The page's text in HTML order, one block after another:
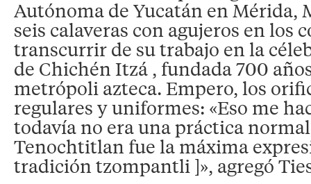
Autónoma de Yucatán en Mérida,
seis calaveras con agujeros en los
transcurrir de su trabajo en la
de Chichén Itzá , fundada 700
metrópoli azteca. Empero, los
regulares y uniformes: «Eso me
todavía no era una práctica
Tenochtitlan fue la máxima
tradición tzompantli ]», agregó